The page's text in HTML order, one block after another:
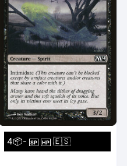
4📦-SP HP 🇪🇸